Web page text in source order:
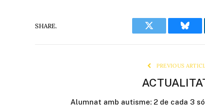
SHARE.
Twitter
PREVIOUS
Alumnat amb autisme: 2 de cada 3